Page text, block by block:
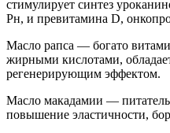
стимулирует синтез
Рн, и превитамина D,
Масло рапса — богато
жирными кислотами,
регенерирующим эффектом.
Масло макадамии —
повышение эластичности,